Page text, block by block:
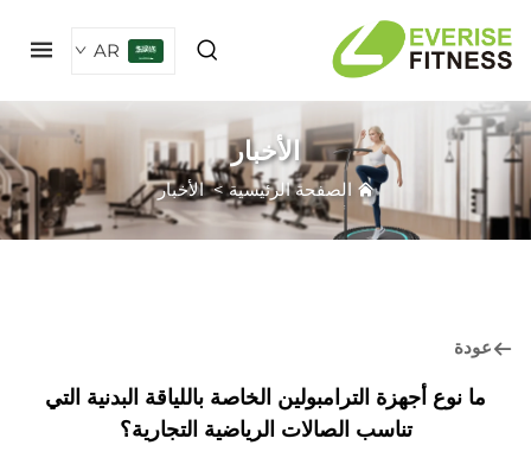
AR
الأخبار
الصفحة الرئيسية>الأخبار
ما نوع أجهزة الترامبولين الخاصة باللياقة البدنية التي
تناسب الصالات الرياضية التجارية؟